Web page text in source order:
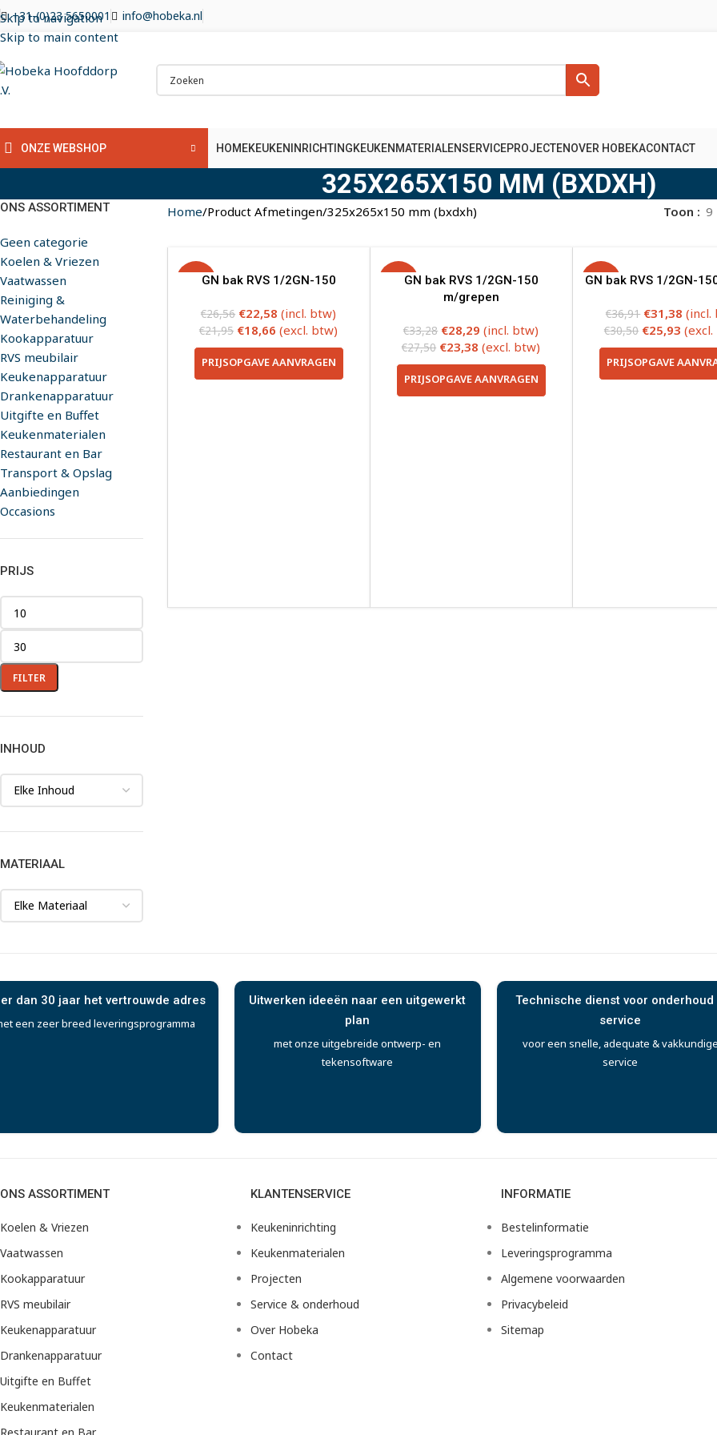
Skip to navigation
Skip to main content
+31-(0)23 5650001 info@hobeka.nl
ONZE WEBSHOP HOMEKEUKENINRICHTINGKEUKENMATERIALENSERVICEPROJECTENOVER HOBEKACONTACT
325X265X150 MM (BXDXH)
ONS ASSORTIMENT
Geen categorie
Koelen & Vriezen
Vaatwassen
Reiniging &
Waterbehandeling
Kookapparatuur
RVS meubilair
Keukenapparatuur
Drankenapparatuur
Uitgifte en Buffet
Keukenmaterialen
Restaurant en Bar
Transport & Opslag
Aanbiedingen
Occasions
PRIJS
FILTER
INHOUD
MATERIAAL
Home Product Afmetingen 325x265x150 mm (bxdxh) Toon 9
-15%GN bak RVS 1/2GN-150
€26,56 €22,58 (incl. btw)
€21,95 €18,66 (excl. btw)
PRIJSOPGAVE AANVRAGEN
-15%GN bak RVS 1/2GN-150
m/grepen
€33,28 €28,29 (incl. btw)
€27,50 €23,38 (excl. btw)
PRIJSOPGAVE AANVRAGEN
-15%
GN bak RVS 1/2GN-
€36,91 €31,38 (incl.
€30,50 €25,93
PRIJSOPGAVE
dan 30 jaar het vertrouwde adres
een zeer breed leveringsprogramma
Uitwerken ideeën naar een uitgewerkt
plan
met onze uitgebreide ontwerp- en
tekensoftware
Technische dienst voor onderhoud
service
voor een snelle, adequate &
service
ONS ASSORTIMENT
Koelen & Vriezen
Vaatwassen
Kookapparatuur
RVS meubilair
Keukenapparatuur
Drankenapparatuur
Uitgifte en Buffet
Keukenmaterialen
KLANTENSERVICE
Keukeninrichting
Keukenmaterialen
Projecten
Service & onderhoud
Over Hobeka
Contact
INFORMATIE
Bestelinformatie
Leveringsprogramma
Algemene voorwaarden
Privacybeleid
Sitemap